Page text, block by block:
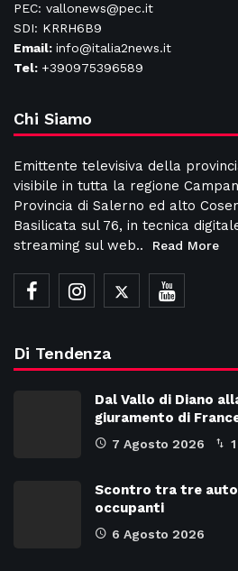
PEC: vallonews@pec.it
SDI: KRRH6B9
Email: info@italia2news.it
Tel: +390975396589
Chi Siamo
Emittente televisiva della
visibile in tutta la regione
Provincia di Salerno ed alto
Basilicata sul 76, in tecnica
streaming sul web..
Read More
Di Tendenza
Dal Vallo di Diano
giuramento di
7 Agosto 2026 1
Scontro tra tre
occupanti
6 Agosto 2026